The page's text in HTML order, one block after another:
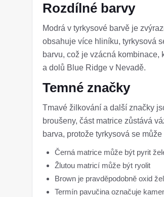
Rozdílné barvy
Modrá v tyrkysové barvě je
obsahuje více hliníku, tyrkysová
barvu, což je vzácná
a dolů Blue Ridge v Nevadě.
Temné značky
Tmavé žilkování a další značky
broušeny, část matrice zůstává
barva, protože tyrkysová se
Černá matrice může být pyrit
Žlutou matricí může být ryolit
Brown je pravděpodobně oxid
Termín pavučina označuje